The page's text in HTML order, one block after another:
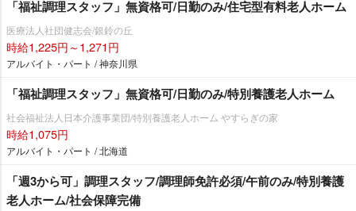
「福祉調理スタッフ」無資格可/日勤のみ/住宅型有料老人ホーム
医療法人社団健志会/銀鈴の丘
時給1,225円～1,271円
アルバイト・パート / 神奈川県
「福祉調理スタッフ」無資格可/日勤のみ/特別養護老人ホーム
社会福祉法人日本介護事業団/特別養護老人ホーム やすらぎの家
時給1,075円
アルバイト・パート / 北海道
「週3から可」調理スタッフ/調理師免許必須/午前のみ/特別養護
老人ホーム/社会保障完備